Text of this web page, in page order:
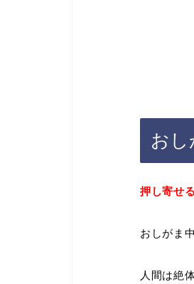
おし
押し寄せ
おしがま
人間は絶